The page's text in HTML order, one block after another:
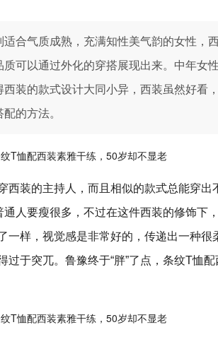
合气质成熟，充满知性美气韵的女性，
质可以通过外化的穿搭展现出来。中年女
西装的款式设计大同小异，西装虽然好看
的方法。
西装的主持人，而且相似的款式总能穿出
通人要瘦很多，不过在这件西装的修饰下
一样，视觉感是非常好的，传递出一种很
过于突兀。鲁豫终于“胖”了点，条纹T恤